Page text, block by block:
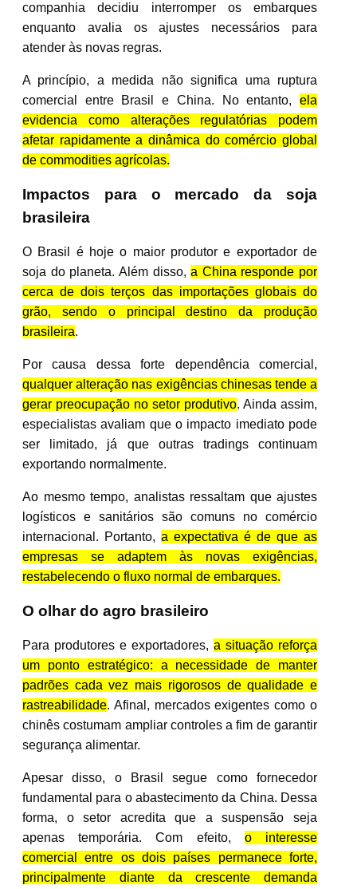
companhia decidiu interromper os embarques
enquanto avalia os ajustes necessários para
atender às novas regras.
A princípio, a medida não significa uma ruptura
comercial entre Brasil e China. No entanto, ela
evidencia como alterações regulatórias podem
afetar rapidamente a dinâmica do comércio global
de commodities agrícolas.
Impactos para o mercado da soja
brasileira
O Brasil é hoje o maior produtor e exportador de
soja do planeta. Além disso,a China responde por
cerca de dois terços das importações globais do
grão, sendo o principal destino da produção
brasileira.
Por causa dessa forte dependência comercial,
qualquer alteração nas exigências chinesas tende a
gerar preocupação no setor produtivo. Ainda assim,
especialistas avaliam que o impacto imediato pode
ser limitado, já que outras tradings continuam
exportando normalmente.
Ao mesmo tempo, analistas ressaltam que ajustes
logísticos e sanitários são comuns no comércio
internacional. Portanto, a expectativa é de que as
empresas se adaptem às novas exigências,
restabelecendo o fluxo normal de embarques.
O olhar do agro brasileiro
Para produtores e exportadores, a situação reforça
um ponto estratégico: a necessidade de manter
padrões cada vez mais rigorosos de qualidade e
rastreabilidade. Afinal, mercados exigentes como o
chinês costumam ampliar controles a fim de garantir
segurança alimentar.
Apesar disso, o Brasil segue como fornecedor
fundamental para o abastecimento da China. Dessa
forma, o setor acredita que a suspensão seja
apenas temporária. Com efeito, o interesse
comercial entre os dois países permanece forte,
principalmente diante da crescente demanda